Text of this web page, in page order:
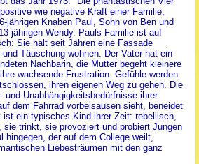
wie negative Kraft einer Familie,
jährigen Knaben Paul, Sohn von Ben und
jährigen Wendy. Pauls Familie ist auf
Sie hält seit Jahren eine Fassade
Täuschung wohnen. Der Vater hat ein
Nachbarin, die Mutter begeht kleinere
wachsende Frustration. Gefühle werden
ihren eigenen Weg zu gehen. Die
und Unabhängigkeitsbedürfnisse ihrer
dem Fahrrad vorbeisausen sieht, beneidet
ein typisches Kind ihrer Zeit: rebellisch,
trinkt, sie provoziert und probiert Jungen
hingegen, der auf dem College weilt,
Liebesträumen mit den ganz